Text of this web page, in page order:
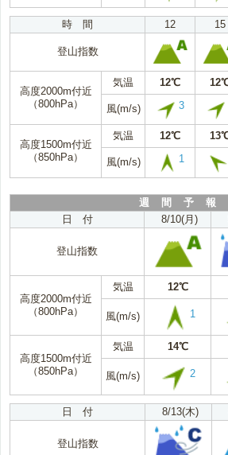
時 間 12 15
登山指数
高度2000m付近
（800hPa）
気温 12℃
風(m/s) 3
高度1500m付近
（850hPa）
気温 12℃
風(m/s) 1
週 間 予 報
日 付
8/10(月)
登山指数
高度2000m付近
（800hPa）
気温 12℃
風(m/s) 1
高度1500m付近
（850hPa）
気温 14℃
風(m/s) 2
日 付 8/13(木)
登山指数